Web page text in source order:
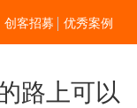
创客招募 优秀案例
路上可以